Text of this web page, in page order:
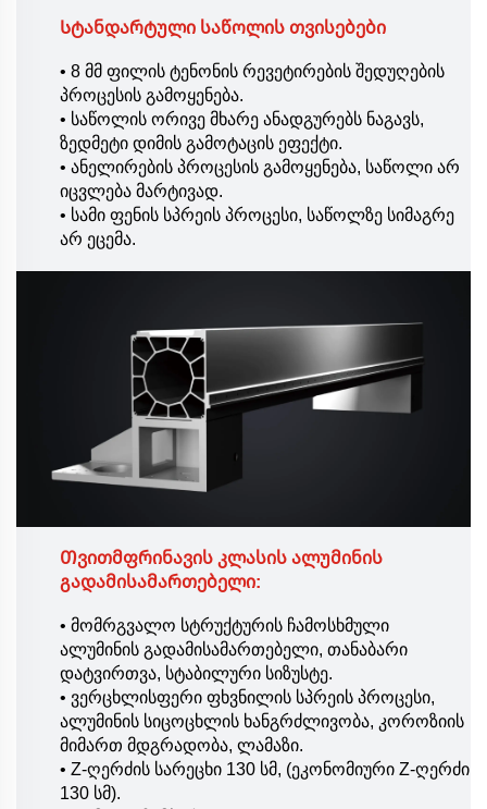
Სტანდარტული საწოლის თვისებები
• 8 მმ ფილის ტენონის რევეტირების შედუღების
პროცესის გამოყენება.
• საწოლის ორივე მხარე ანადგურებს ნაგავს,
ზედმეტი დიმის გამოტაცის ეფექტი.
• ანელირების პროცესის გამოყენება, საწოლი არ
იცვლება მარტივად.
• სამი ფენის სპრეის პროცესი, საწოლზე სიმაგრე
არ ეცემა.
Თვითმფრინავის კლასის ალუმინის
გადამისამართებელი:
• მომრგვალო სტრუქტურის ჩამოსხმული
ალუმინის გადამისამართებელი, თანაბარი
დატვირთვა, სტაბილური სიზუსტე.
• ვერცხლისფერი ფხვნილის სპრეის პროცესი,
ალუმინის სიცოცხლის ხანგრძლივობა, კოროზიის
მიმართ მდგრადობა, ლამაზი.
• Z-ღერძის სარეცხი 130 სმ, (ეკონომიური Z-ღერძი
130 სმ).